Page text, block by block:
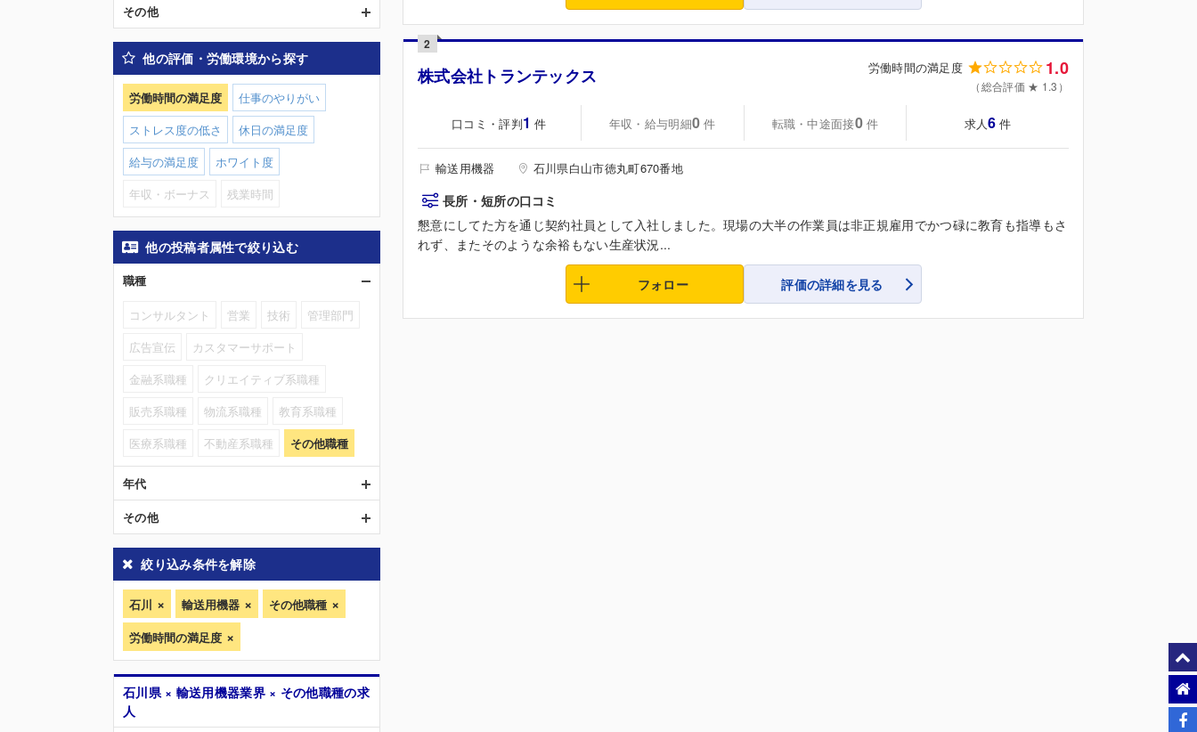
2
株式会社トランテックス 労働時間の満足度 1.0
（総合評価 ★ 1.3）
口コミ・評判1 件 年収・給与明細0 件 転職・中途面接0 件 求人6 件
輸送用機器 石川県白山市徳丸町670番地
長所・短所の口コミ
懇意にしてた方を通じ契約社員として入社しました。現場の大半の作業員は非正規雇用でかつ碌に教育も指導もさ
れず、またそのような余裕もない生産状況...
フォロー 評価の詳細を見る
その他
他の評価・労働環境から探す
労働時間の満足度
仕事のやりがい
ストレス度の低さ
休日の満足度
給与の満足度
ホワイト度
年収・ボーナス
残業時間
他の投稿者属性で絞り込む
職種
コンサルタント 営業 技術
管理部門
広告宣伝
カスタマーサポート
金融系職種
クリエイティブ系職種
販売系職種
物流系職種
教育系職種
医療系職種
不動産系職種 その他職種
年代
その他
絞り込み条件を解除
石川 輸送用機器
その他職種
労働時間の満足度
石川県 × 輸送用機器業界 × その他職種の求
人